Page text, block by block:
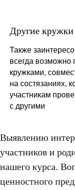
Другие кружки
Также
всегда возможно
кружками,
на состязаниях,
участникам
с другими
Выявлению
участников и
нашего курса.
ценностного